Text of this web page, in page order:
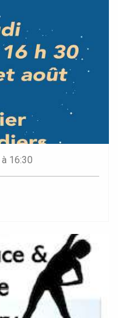
à 16:30